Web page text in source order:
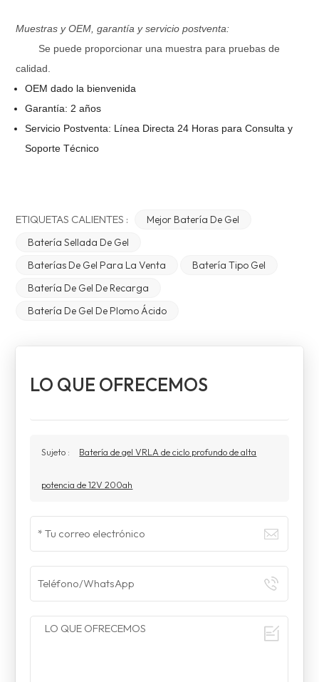
Muestras y OEM, garantía y servicio postventa:
Se puede proporcionar una muestra para pruebas de
calidad.
OEM dado la bienvenida
Garantía: 2 años
Servicio Postventa: Línea Directa 24 Horas para Consulta y
Soporte Técnico
ETIQUETAS CALIENTES :
Mejor Batería De Gel
Batería Sellada De Gel
Baterías De Gel Para La Venta
Batería Tipo Gel
Batería De Gel De Recarga
Batería De Gel De Plomo Ácido
LO QUE OFRECEMOS
Sujeto : Batería de gel VRLA de ciclo profundo de alta
potencia de 12V 200ah